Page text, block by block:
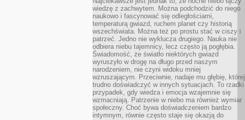
wiedzę z zachwytem. Można podchodzić do niego
naukowo i fascynować się odległościami,
temperaturą gwiazd, ruchem planet czy historią
wszechświata. Można też po prostu stać w ciszy i
patrzeć. Jedno nie wyklucza drugiego. Nauka nie
odbiera niebu tajemnicy, lecz często ją pogłębia.
Świadomość, że światło niektórych gwiazd
wyruszyło w drogę na długo przed naszym
narodzeniem, nie czyni widoku mniej
wzruszającym. Przeciwnie, nadaje mu głębię, której
trudno doświadczyć w innych sytuacjach. To rzadki
przypadek, gdy wiedza i emocja wzajemnie się
wzmacniają. Patrzenie w niebo ma również wymiar
społeczny. Choć bywa doświadczeniem bardzo
intymnym, równie często staje się okazją do